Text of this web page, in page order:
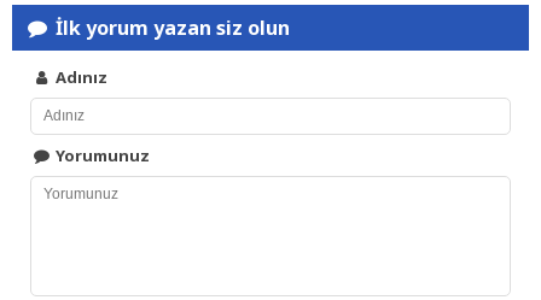
İlk yorum yazan siz olun
Adınız
Yorumunuz